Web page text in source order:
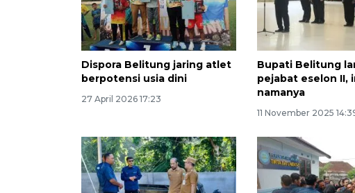
Dispora Belitung jaring atlet
berpotensi usia dini
27 April 2026 17:23
Bupati Belitung
pejabat eselon II,
namanya
11 November 2025